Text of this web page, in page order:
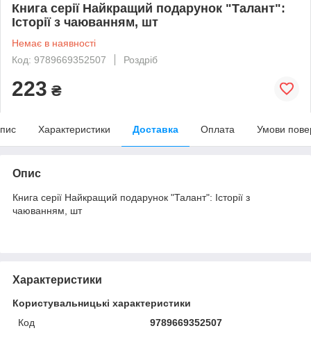
Книга серії Найкращий подарунок "Талант":
Історії з чаюванням, шт
Немає в наявності
Код: 9789669352507
Роздріб
223 ₴
Характеристики Доставка Оплата Умови
Опис
Книга серії Найкращий подарунок "Талант": Історії з
чаюванням, шт
Характеристики
Користувальницькі характеристики
Код
9789669352507